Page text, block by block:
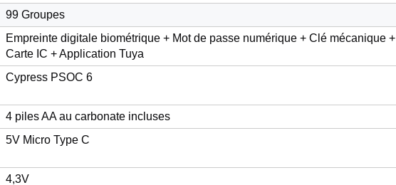
99 Groupes
Empreinte digitale biométrique + Mot de passe numérique + Clé mécanique +
Carte IC + Application Tuya
Cypress PSOC 6
4 piles AA au carbonate incluses
5V Micro Type C
4,3V